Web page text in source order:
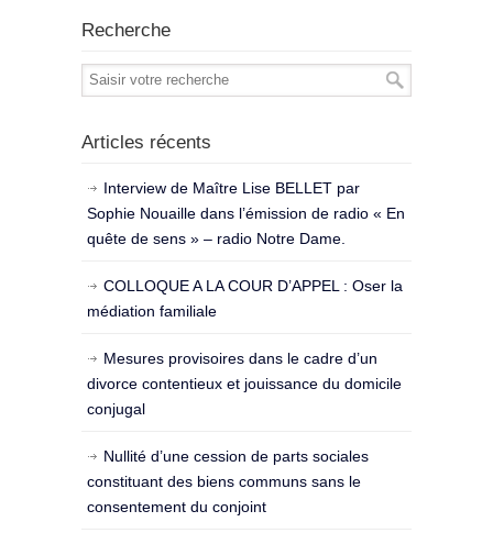
Recherche
Articles récents
Interview de Maître Lise BELLET par
Sophie Nouaille dans l’émission de radio « En
quête de sens » – radio Notre Dame.
COLLOQUE A LA COUR D’APPEL : Oser la
médiation familiale
Mesures provisoires dans le cadre d’un
divorce contentieux et jouissance du domicile
conjugal
Nullité d’une cession de parts sociales
constituant des biens communs sans le
consentement du conjoint